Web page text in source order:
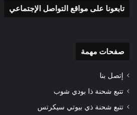
تابعونا على مواقع التواصل الإجتماعي
صفحات مهمة
إتصل بنا
تتبع شحنة ذا بودي شوب
تتبع شحنة ذي بيوتي سيكرتس